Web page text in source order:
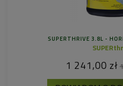
SUPERTHRIVE 3.8L -
1 241,00 zł